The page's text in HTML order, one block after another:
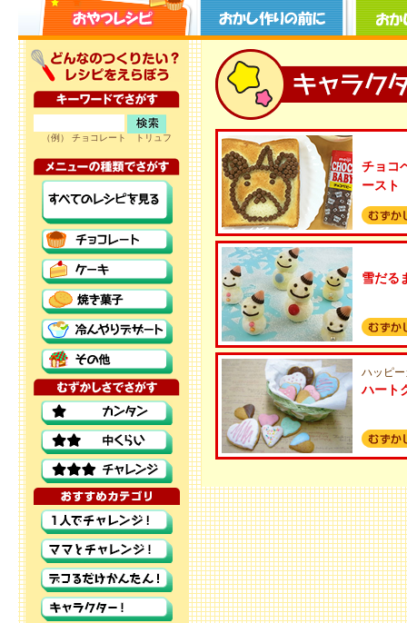
（例） チョコレート トリュフ
チョコ
ースト
雪だる
ハッピ
ハート